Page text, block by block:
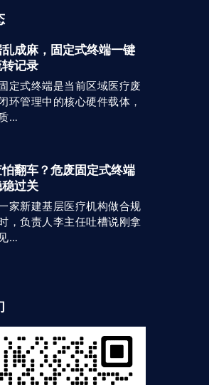
成麻，固定式终端一键
记录
定式终端是当前区域医疗废
环管理中的核心硬件载体，
…
翻车？危废固定式终端
过关
家新建基层医疗机构做合规
，负责人李主任吐槽说刚拿
…